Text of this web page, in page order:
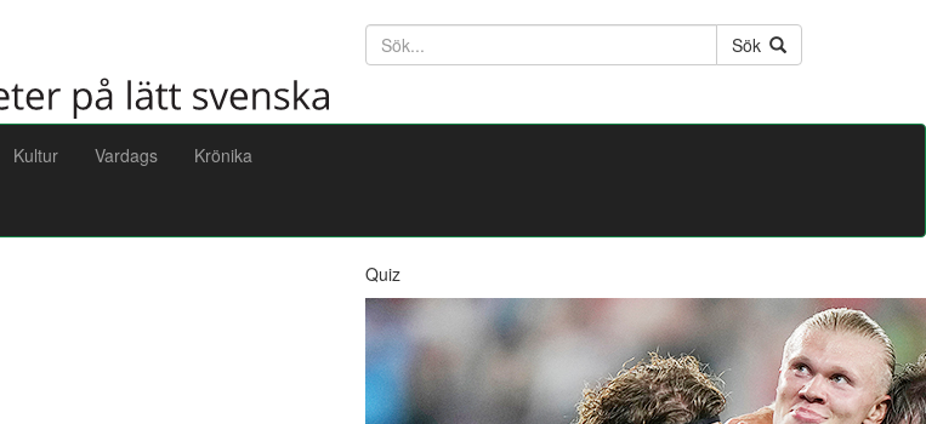
Söktext
Sök
Kultur Vardags Krönika
Quiz